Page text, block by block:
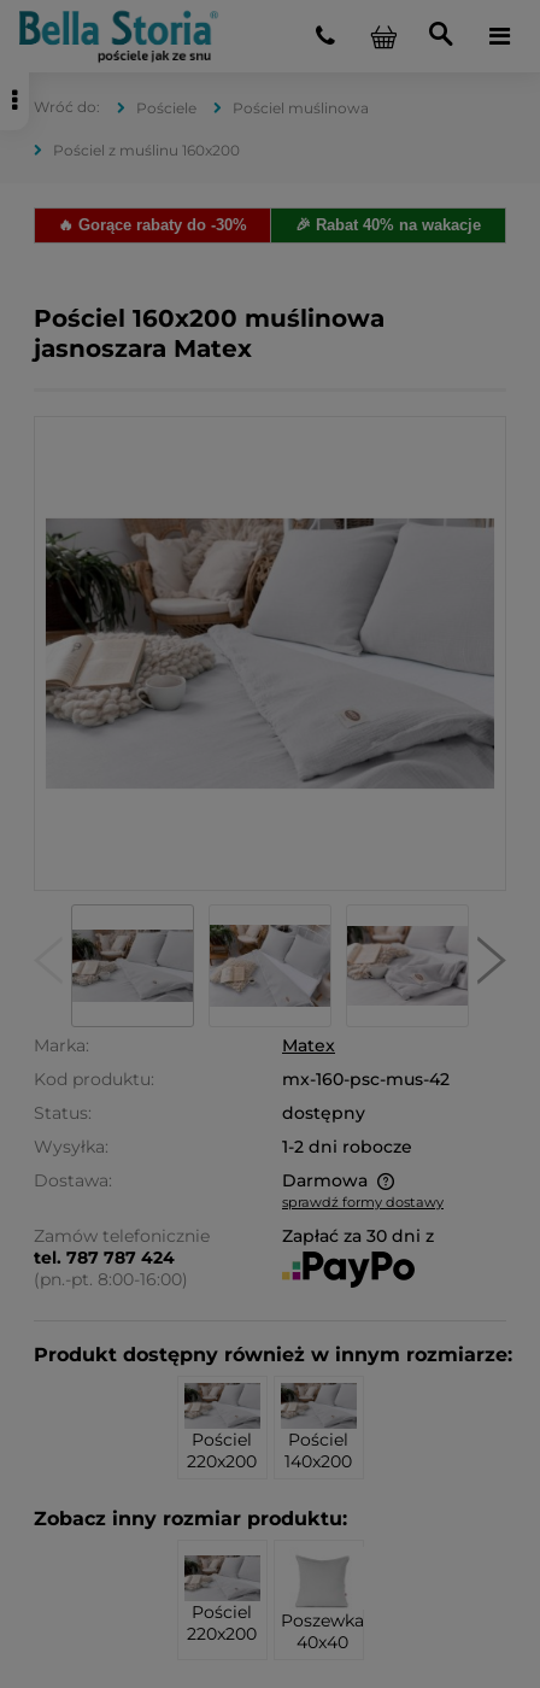
Pościele Pościel muślinowa
Pościel z muślinu 160x200
🔥 Gorące rabaty do -30% 🎉 Rabat 40% na wakacje
Pościel 160x200 muślinowa
jasnoszara Matex
Marka:
Matex
Kod produktu:
mx-160-psc-mus-42
Status:
dostępny
Wysyłka:
1-2 dni robocze
Dostawa:
Darmowa
Cena nie zawiera ewentualnych kosztów płatności
sprawdź formy dostawy
Zamów telefonicznie
tel. 787 787 424
(pn.-pt. 8:00-16:00)
Zapłać za 30 dni z
Produkt dostępny również w innym rozmiarze:
Pościel
220x200
Pościel
140x200
Zobacz inny rozmiar produktu:
Pościel
220x200
Poszewka
40x40